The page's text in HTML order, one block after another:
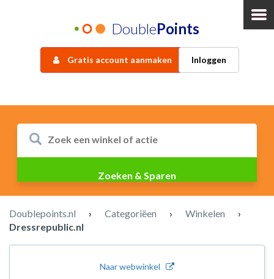
DoublePoints
Gratis account aanmaken Inloggen
Doublepoints.nl › Categoriëen › Winkelen
›
Dressrepublic.nl
Naar webwinkel